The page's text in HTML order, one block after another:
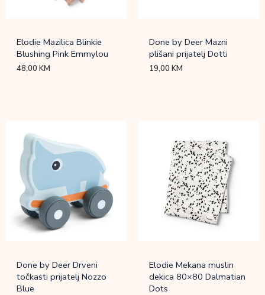
Elodie Mazilica Blinkie
Blushing Pink Emmylou
48,00KM
Done by Deer Mazni
plišani prijatelj Dotti
19,00KM
Done by Deer Drveni
točkasti prijatelj Nozzo
Blue
Elodie Mekana muslin
dekica 80×80 Dalmatian
Dots